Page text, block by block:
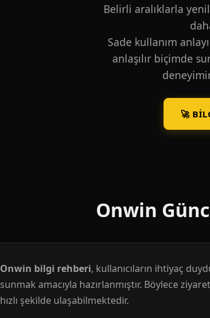
Belirli aralıklarla
Sade kullanım
anlaşılır biçimde
🚀
Onwin
Onwin bilgi rehberi, kullanıcıların ihtiyaç
sunmak amacıyla hazırlanmıştır. Böylece
hızlı şekilde ulaşabilmektedir.